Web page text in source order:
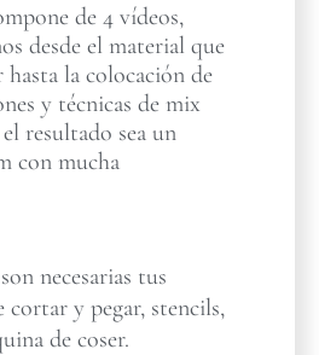
de 4 vídeos,
desde el material que
la colocación de
y técnicas de mix
resultado sea un
con mucha
necesarias tus
cortar y pegar, stencils,
de coser.